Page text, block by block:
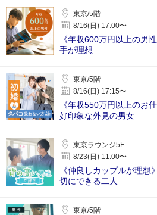
東京/5階
8/16(日) 17:00〜
《年収600万円以上の男
手が理想
東京/5階
8/16(日) 17:15〜
《年収550万円以上のお
好印象な外見の男女
東京ラウンジ5F
8/23(日) 11:00〜
《仲良しカップルが理
切にできる二人
東京/5階